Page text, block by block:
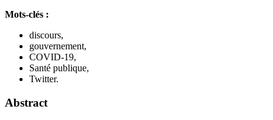
Mots-clés :
discours,
gouvernement,
COVID-19,
Santé publique,
Twitter.
Abstract